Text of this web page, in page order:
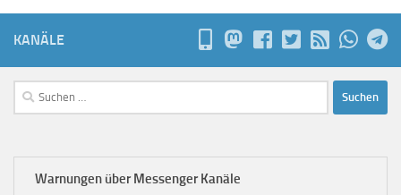
KANÄLE
Suchen
nach:
Warnungen über Messenger Kanäle